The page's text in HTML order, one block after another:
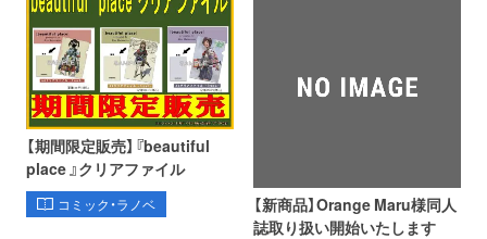
【期間限定販売】『beautiful
place 』クリアファイル
コミック・ラノベ
【新商品】Orange Maru様同人
誌取り扱い開始いたします